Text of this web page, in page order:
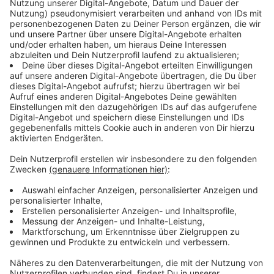
DieLuftverkehrssteuermüsse sogar ganz
abgeschafft werden, sagte Redeligx weiter, da diese
in vielen der EU-Mitgliedsstaaten nicht erhoben werde
und darüber hinaus keinerlei Lenkungswirkung beim
CO2 habe.
Anzeige
Zukunftspläne des Flughafens bis 2045
Bis2045soll der Flughafen sein Gesicht verändern. Die
Pläne dafür haben die Geschäftsführer am Abend noch
spielen dabei eine gewichtige Rolle. Gäste können sich